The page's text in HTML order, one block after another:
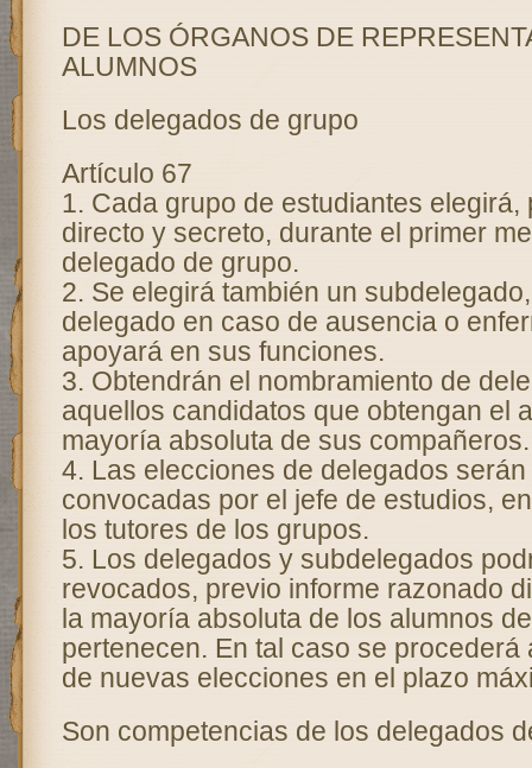
DE LOS ÓRGANOS DE
ALUMNOS
Los delegados de grupo
Artículo 67
1. Cada grupo de estudiantes elegirá,
directo y secreto, durante el primer
delegado de grupo.
2. Se elegirá también un
delegado en caso de ausencia o
apoyará en sus funciones.
3. Obtendrán el nombramiento de
aquellos candidatos que obtengan el
mayoría absoluta de sus compañeros.
4. Las elecciones de delegados
convocadas por el jefe de estudios,
los tutores de los grupos.
5. Los delegados y subdelegados
revocados, previo informe razonado
la mayoría absoluta de los alumnos
pertenecen. En tal caso se procederá
de nuevas elecciones en el plazo
Son competencias de los delegados